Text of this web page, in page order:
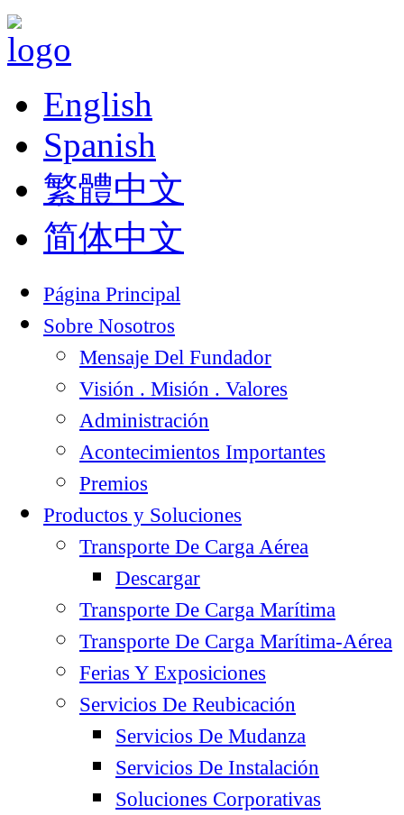
English
Spanish
繁體中文
简体中文
Página Principal
Sobre Nosotros
Mensaje Del Fundador
Visión . Misión . Valores
Administración
Acontecimientos Importantes
Premios
Productos y Soluciones
Transporte De Carga Aérea
Descargar
Transporte De Carga Marítima
Transporte De Carga Marítima-Aérea
Ferias Y Exposiciones
Servicios De Reubicación
Servicios De Mudanza
Servicios De Instalación
Soluciones Corporativas